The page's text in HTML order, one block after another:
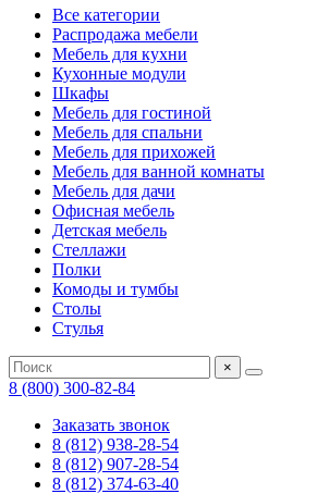
Все категории
Распродажа мебели
Мебель для кухни
Кухонные модули
Шкафы
Мебель для гостиной
Мебель для спальни
Мебель для прихожей
Мебель для ванной комнаты
Мебель для дачи
Офисная мебель
Детская мебель
Стеллажи
Полки
Комоды и тумбы
Столы
Стулья
×
8 (800) 300-82-84
Заказать звонок
8 (812) 938-28-54
8 (812) 907-28-54
8 (812) 374-63-40